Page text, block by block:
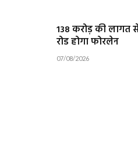
138 करोड़ की लागत
रोड होगा फोरलेन
07/08/2026